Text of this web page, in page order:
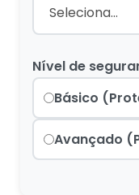
Nível de
Básico
Avançado